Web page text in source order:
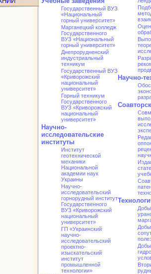
Государственный ВУЗ
«Национальный
горный университет»
Марганецкий колледж
Государственного
ВУЗ «Национальный
горный университет»
Днепрорудненский
индустриальный
техникум
Государственный ВУЗ
«Криворожский
национальный
университет»
Горный техникум
Государственного
ВУЗ «Криворожский
национальный
университет»
Научно-
исследовательские
институты
Институт
геотехнической
механики
Национальной
академии наук
Украины
Научно-
исследовательский
горнорудный институт
Государственного
ВУЗ «Криворожский
национальный
университет»
ГП «Украинский
научно-
исследовательский
проектно-
изыскательский
институт
промышленной
технологии»
Научно-